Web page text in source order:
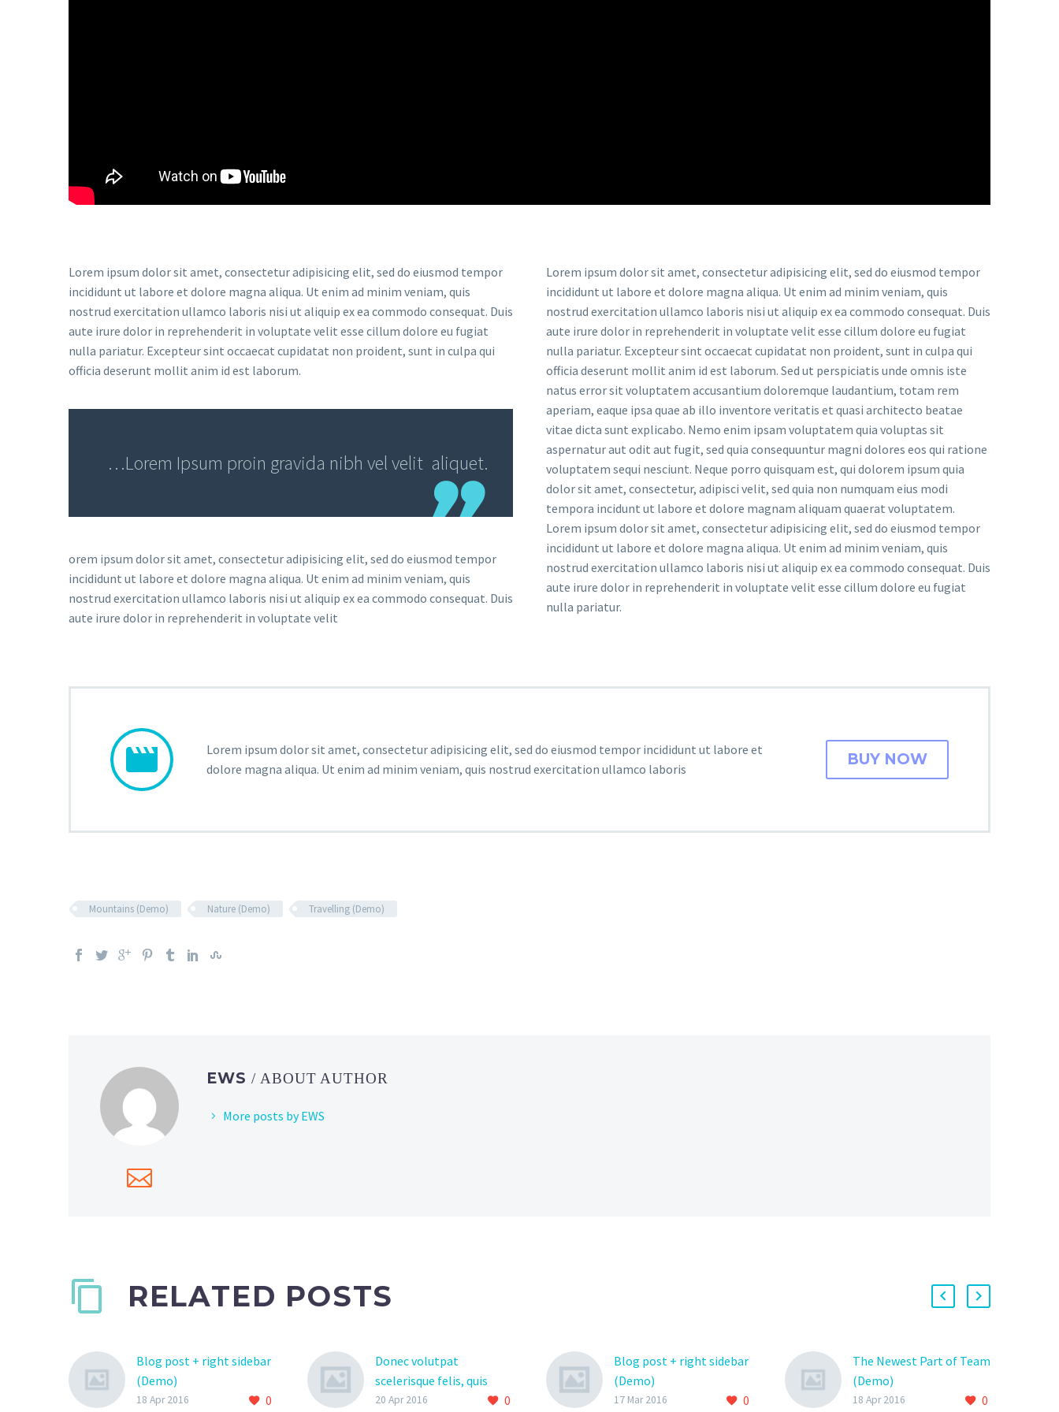
Lorem ipsum dolor sit amet, consectetur adipisicing elit, sed do eiusmod tempor
incididunt ut labore et dolore magna aliqua. Ut enim ad minim veniam, quis
nostrud exercitation ullamco laboris nisi ut aliquip ex ea commodo consequat. Duis
aute irure dolor in reprehenderit in voluptate velit esse cillum dolore eu fugiat
nulla pariatur. Excepteur sint occaecat cupidatat non proident, sunt in culpa qui
officia deserunt mollit anim id est laborum.
…Lorem Ipsum proin gravida nibh vel velit aliquet.
orem ipsum dolor sit amet, consectetur adipisicing elit, sed do eiusmod tempor
incididunt ut labore et dolore magna aliqua. Ut enim ad minim veniam, quis
nostrud exercitation ullamco laboris nisi ut aliquip ex ea commodo consequat. Duis
aute irure dolor in reprehenderit in voluptate velit
Lorem ipsum dolor sit amet, consectetur adipisicing elit, sed do eiusmod tempor
incididunt ut labore et dolore magna aliqua. Ut enim ad minim veniam, quis
nostrud exercitation ullamco laboris nisi ut aliquip ex ea commodo consequat. Duis
aute irure dolor in reprehenderit in voluptate velit esse cillum dolore eu fugiat
nulla pariatur. Excepteur sint occaecat cupidatat non proident, sunt in culpa qui
officia deserunt mollit anim id est laborum. Sed ut perspiciatis unde omnis iste
natus error sit voluptatem accusantium doloremque laudantium, totam rem
aperiam, eaque ipsa quae ab illo inventore veritatis et quasi architecto beatae
vitae dicta sunt explicabo. Nemo enim ipsam voluptatem quia voluptas sit
aspernatur aut odit aut fugit, sed quia consequuntur magni dolores eos qui ratione
voluptatem sequi nesciunt. Neque porro quisquam est, qui dolorem ipsum quia
dolor sit amet, consectetur, adipisci velit, sed quia non numquam eius modi
tempora incidunt ut labore et dolore magnam aliquam quaerat voluptatem.
Lorem ipsum dolor sit amet, consectetur adipisicing elit, sed do eiusmod tempor
incididunt ut labore et dolore magna aliqua. Ut enim ad minim veniam, quis
nostrud exercitation ullamco laboris nisi ut aliquip ex ea commodo consequat. Duis
aute irure dolor in reprehenderit in voluptate velit esse cillum dolore eu fugiat
nulla pariatur.


Lorem ipsum dolor sit amet, consectetur adipisicing elit, sed do eiusmod tempor incididunt ut labore et
dolore magna aliqua. Ut enim ad minim veniam, quis nostrud exercitation ullamco laboris
BUY NOW
Mountains (Demo) Nature (Demo) Travelling (Demo)
EWS / ABOUT AUTHOR
More posts by EWS
RELATED POSTS
Blog post + right sidebar
(Demo)
Lorem Ipsum. Proin
0
18 Apr 2016
Donec volutpat
scelerisque felis, quis
tristique velit ultrices sit0
20 Apr 2016
Blog post + right sidebar
(Demo)
Lorem Ipsum. Proin
0
17 Mar 2016
The Newest Part of Team
(Demo)
Lorem Ipsum. Proin
0
18 Apr 2016